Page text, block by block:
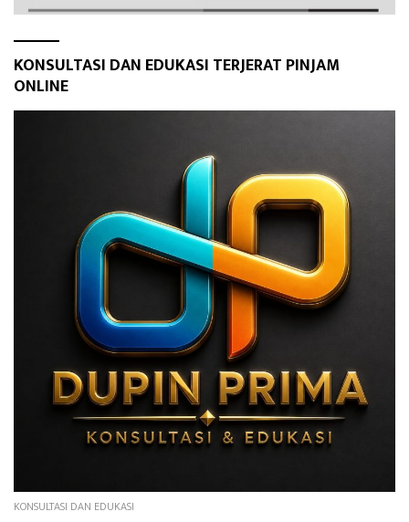
KONSULTASI DAN EDUKASI TERJERAT PINJAM
ONLINE
KONSULTASI DAN EDUKASI